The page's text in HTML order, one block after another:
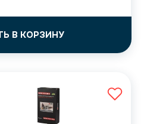
В КОРЗИНУ